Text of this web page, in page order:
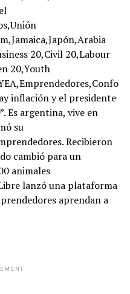
20,Civil 20,Labour
20,Youth
inflación y el presidente
Es argentina, vive en
su
Recibieron
cambió para un
animales
lanzó una plataforma
aprendan a